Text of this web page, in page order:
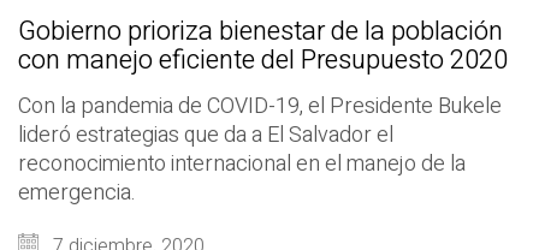
Gobierno prioriza bienestar de la población
con manejo eficiente del Presupuesto 2020
Con la pandemia de COVID-19, el Presidente Bukele
lideró estrategias que da a El Salvador el
reconocimiento internacional en el manejo de la
emergencia.